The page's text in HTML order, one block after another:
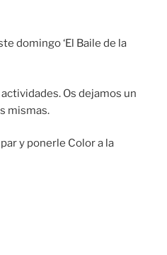
domingo ‘El Baile de la
Os dejamos un
mismas.
y ponerle Color a la